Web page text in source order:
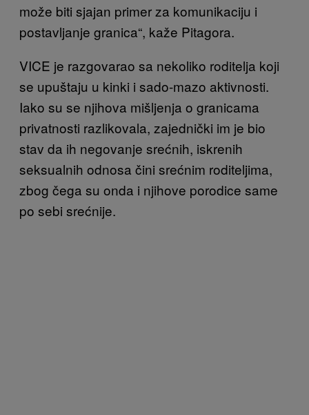
može biti sjajan primer za komunikaciju i
postavljanje granica“, kaže Pitagora.
VICE je razgovarao sa nekoliko roditelja koji
se upuštaju u kinki i sado-mazo aktivnosti.
Iako su se njihova mišljenja o granicama
privatnosti razlikovala, zajednički im je bio
stav da ih negovanje srećnih, iskrenih
seksualnih odnosa čini srećnim roditeljima,
zbog čega su onda i njihove porodice same
po sebi srećnije.